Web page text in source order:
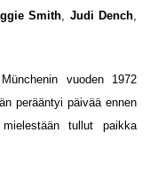
Smith Judi Dench
vuoden 1972
perääntyi päivää ennen
tullut paikka